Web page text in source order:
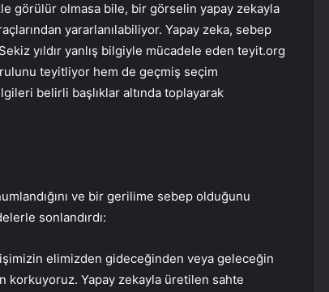
görülür olmasa bile, bir görselin yapay zekayla
yararlanılabiliyor. Yapay zeka, sebep
yıldır yanlış bilgiyle mücadele eden teyit.org
teyitliyor hem de geçmiş seçim
belirli başlıklar altında toplayarak
ve bir gerilime sebep olduğunu
sonlandırdı:
elimizden gideceğinden veya geleceğin
korkuyoruz. Yapay zekayla üretilen sahte